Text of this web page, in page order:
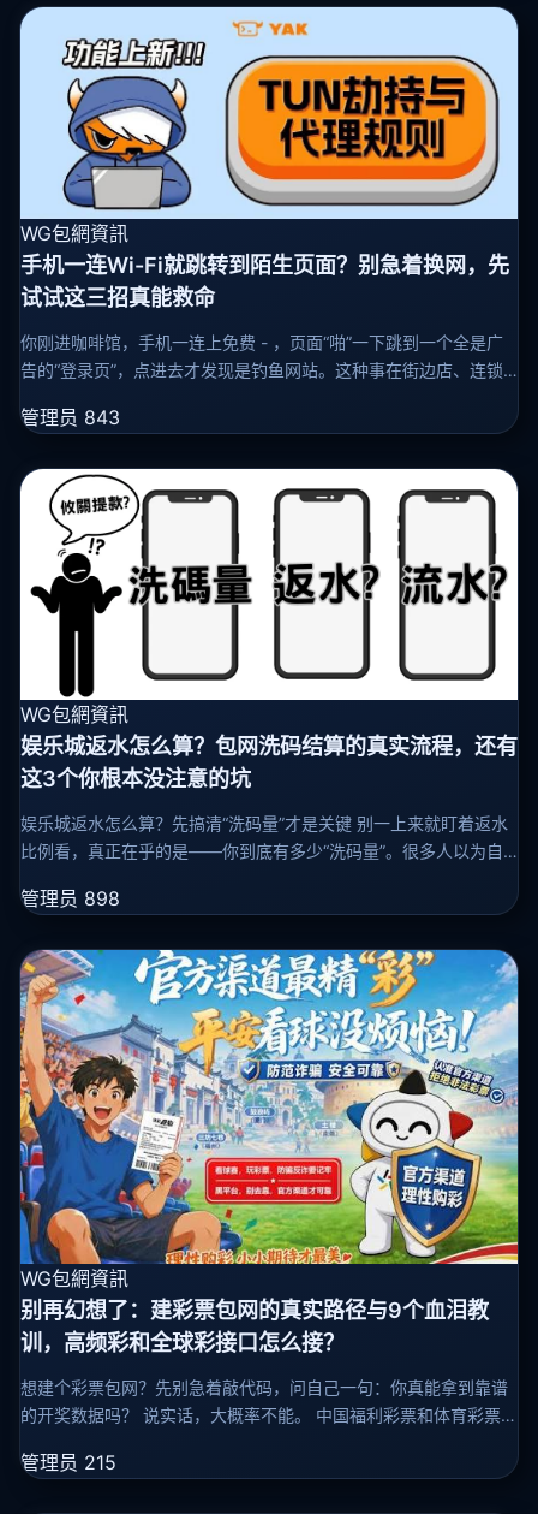
WG包網資訊
手机一连Wi-Fi就跳转到陌生页面？别急着换网，先
试试这三招真能救命
你刚进咖啡馆，手机一连上免费 - ，页面“啪”一下跳到一个全是广
告的“登录页”，点进去才发现是钓鱼网站。这种事在街边店、连锁
滑，而是——代
管理员 843
WG包網資訊
娱乐城返水怎么算？包网洗码结算的真实流程，还有
这3个你根本没注意的坑
娱乐城返水怎么算？先搞清“洗码量”才是关键 别一上来就盯着返水
比例看，真正在乎的是——你到底有多少“洗码量”。很多人以为自
你自己的进
管理员 898
WG包網資訊
别再幻想了：建彩票包网的真实路径与9个血泪教
训，高频彩和全球彩接口怎么接？
想建个彩票包网？先别急着敲代码，问自己一句：你真能拿到靠谱
的开奖数据吗？ 说实话，大概率不能。 中国福利彩票和体育彩票的
九是第
管理员 215